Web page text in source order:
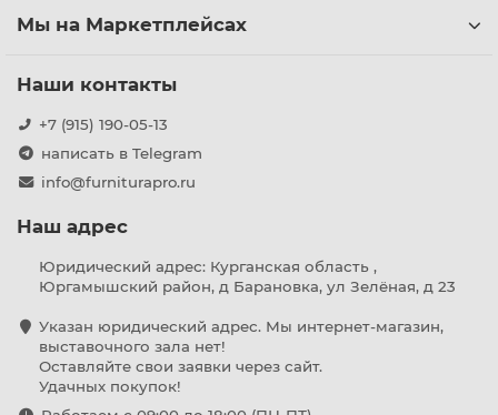
Мы на Маркетплейсах
Наши контакты
+7 (915) 190-05-13
написать в Telegram
info@furniturapro.ru
Наш адрес
Юридический адрес: Курганская область ,
Юргамышский район, д Барановка, ул Зелёная, д 23
Указан юридический адрес. Мы интернет-магазин,
выставочного зала нет!
Оставляйте свои заявки через сайт.
Удачных покупок!